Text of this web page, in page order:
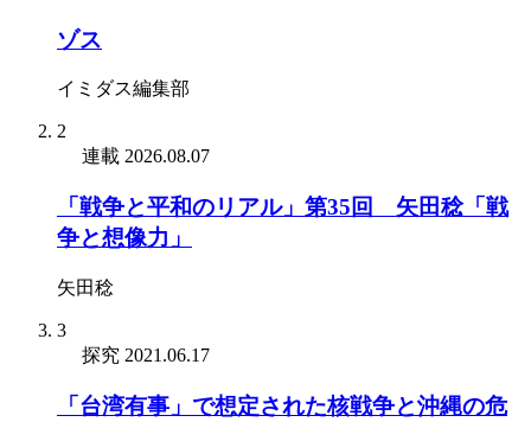
ゾス
イミダス編集部
2
連載 2026.08.07
「戦争と平和のリアル」第35回 矢田稔「戦
争と想像力」
矢田稔
3
探究 2021.06.17
「台湾有事」で想定された核戦争と沖縄の危